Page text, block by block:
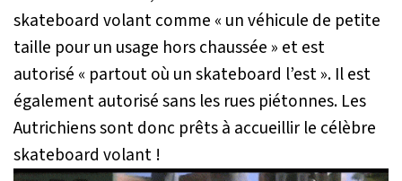
skateboard volant comme « un véhicule de petite
taille pour un usage hors chaussée » et est
autorisé « partout où un skateboard l’est ». Il est
également autorisé sans les rues piétonnes. Les
Autrichiens sont donc prêts à accueillir le célèbre
skateboard volant !